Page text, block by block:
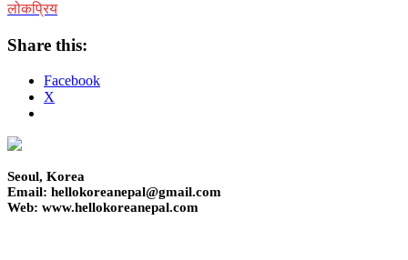
लोकप्रिय
Share this:
Facebook
X
Seoul, Korea
Email: hellokoreanepal@gmail.com
Web: www.hellokoreanepal.com